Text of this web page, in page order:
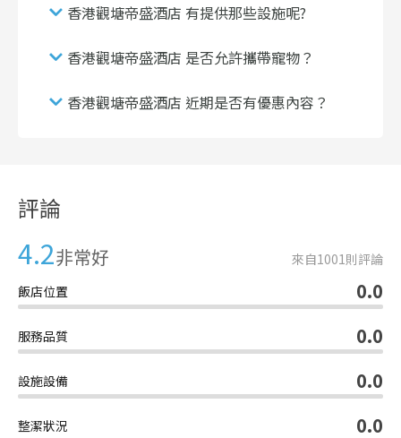
香港觀塘帝盛酒店 有提供那些設施呢?
香港觀塘帝盛酒店 是否允許攜帶寵物？
香港觀塘帝盛酒店 近期是否有優惠內容？
評論
4.2非常好 來自1001 則評論
飯店位置
0.0
服務品質 0.0
設施設備 0.0
整潔狀況 0.0